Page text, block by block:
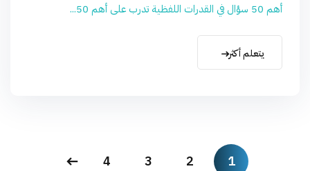
أهم 50 سؤال في القدرات اللفظية تدرب على أهم 50...
يتعلم أكثر
1
2
3
4